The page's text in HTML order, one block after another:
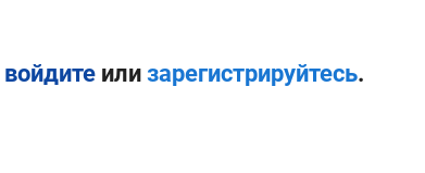
войдитеили зарегистрируйтесь.